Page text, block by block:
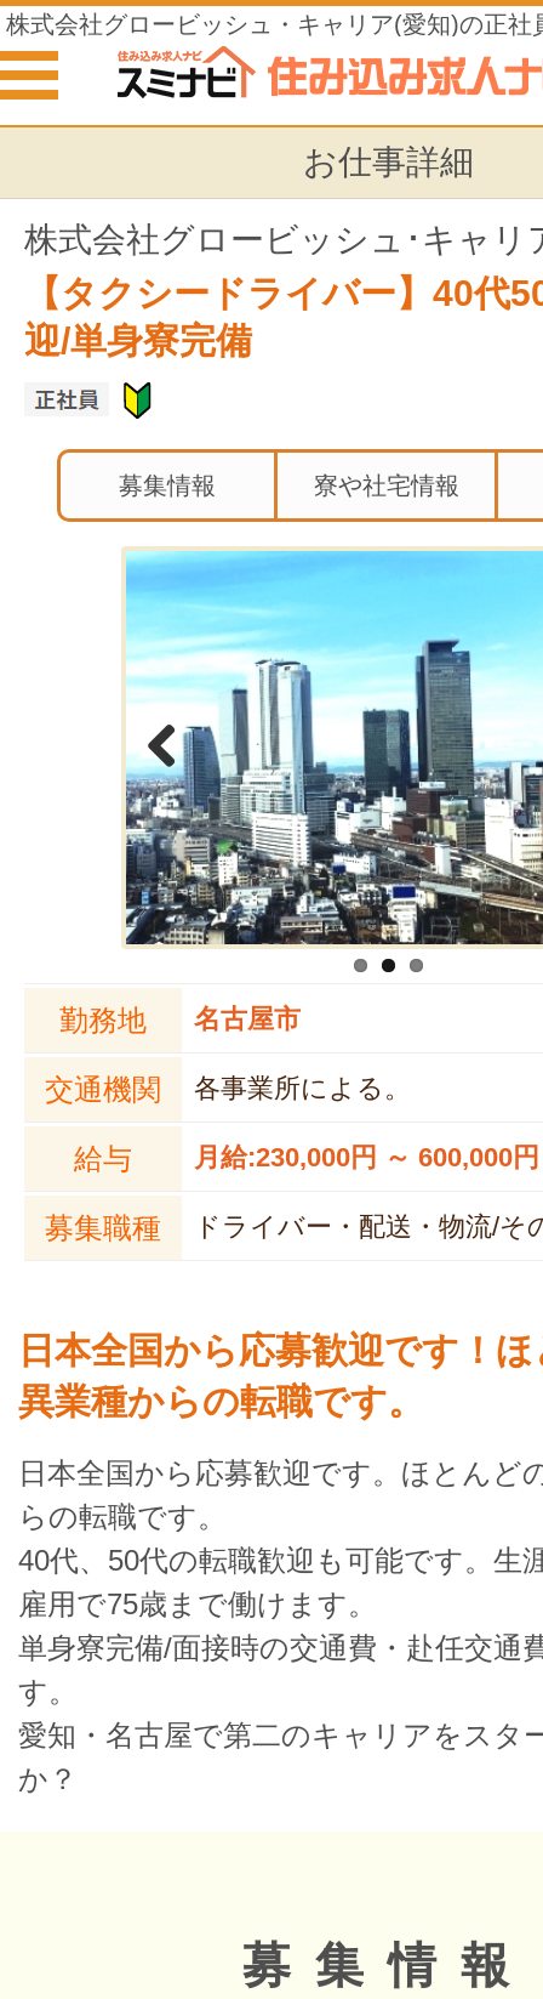
株式会社グロービッシュ・キャリア(愛知)の正社
仕事
お仕事詳細
株式会社グロービッシュ･キャリ
【タクシードライバー】40代
迎/単身寮完備
募集情報 寮や社宅情報
Previous
勤務地 名古屋市
交通機関 各事業所による。
給与 月給:230,000円 ～ 600,000円
募集職種 ドライバー・配送・物流/そ
日本全国から応募歓迎です！
異業種からの転職です。
日本全国から応募歓迎です。ほとんど
らの転職です。
40代、50代の転職歓迎も可能です。生
雇用で75歳まで働けます。
単身寮完備/面接時の交通費・赴任交通
す。
愛知・名古屋で第二のキャリアをスタ
か？
募集情報